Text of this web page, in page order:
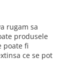
rugam sa
produsele
poate fi
ce se pot